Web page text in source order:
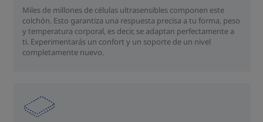
Miles de millones de células ultrasensibles componen este
colchón. Esto garantiza una respuesta precisa a tu forma, peso
y temperatura corporal, es decir, se adaptan perfectamente a
ti. Experimentarás un confort y un soporte de un nivel
completamente nuevo.